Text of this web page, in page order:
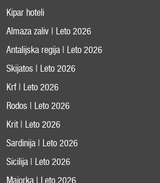
Kipar hoteli
Almaza zaliv | Leto 2026
Antalijska regija | Leto 2026
Skijatos | Leto 2026
Krf | Leto 2026
Rodos | Leto 2026
Krit | Leto 2026
Sardinija | Leto 2026
Sicilija | Leto 2026
Majorka | Leto 2026